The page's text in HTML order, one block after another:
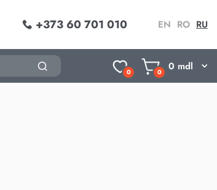
+373 60 701 010 EN RO RU
0 0 0 mdl